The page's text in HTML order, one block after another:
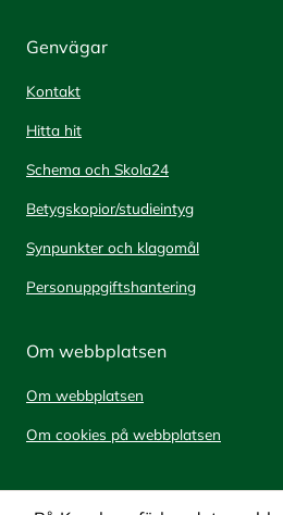
Genvägar
Kontakt
Hitta hit
Schema och Skola24
Betygskopior/studieintyg
Synpunkter och klagomål
Personuppgiftshantering
Om webbplatsen
Om webbplatsen
Om cookies på webbplatsen